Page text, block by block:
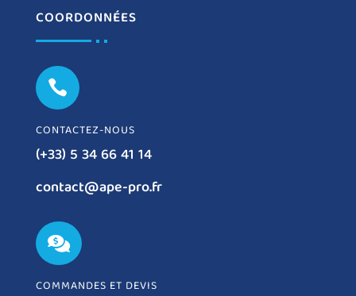
COORDONNÉES

CONTACTEZ-NOUS
(+33) 5 34 66 41 14
contact@ape-pro.fr

COMMANDES ET DEVIS